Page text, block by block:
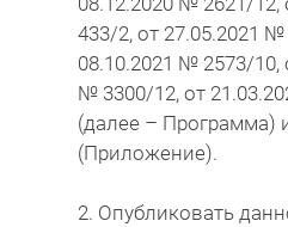
433/2, от 27.05.2021
08.10.2021 № 2573/10,
№ 3300/12, от
(далее – Программа)
(Приложение).
2. Опубликовать